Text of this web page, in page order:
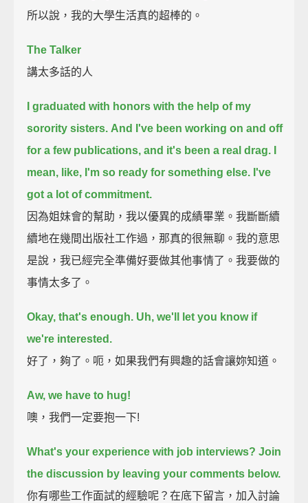
所以說，我的大學生活真的超棒的。
The Talker
講太多話的人
I graduated with honors with the help of my
sorority sisters. And I've been working on and off
for a few publications, and it's been a real drag.
mean, like, I'm so ready for something else. I've
got a lot of commitment.
因為姐妹會的幫助，我以優異的成績畢業。我斷斷續
續地在幾間出版社工作過，那真的很無聊。我的意思
是說，我已經完全準備好要做其他事情了。我要做的
事情太多了。
Okay, that's enough. Uh, we'll let you know if
we're interested.
好了，夠了。呃，如果我們有興趣的話會讓妳知道。
Aw, we have to hug!
噢，我們一定要抱一下!
What's your experience with job interviews? Join
the discussion by leaving your comments below.
你有哪些工作面試的經驗呢？在底下留言，加入討論